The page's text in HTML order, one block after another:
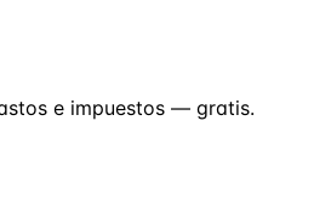
e impuestos — gratis.